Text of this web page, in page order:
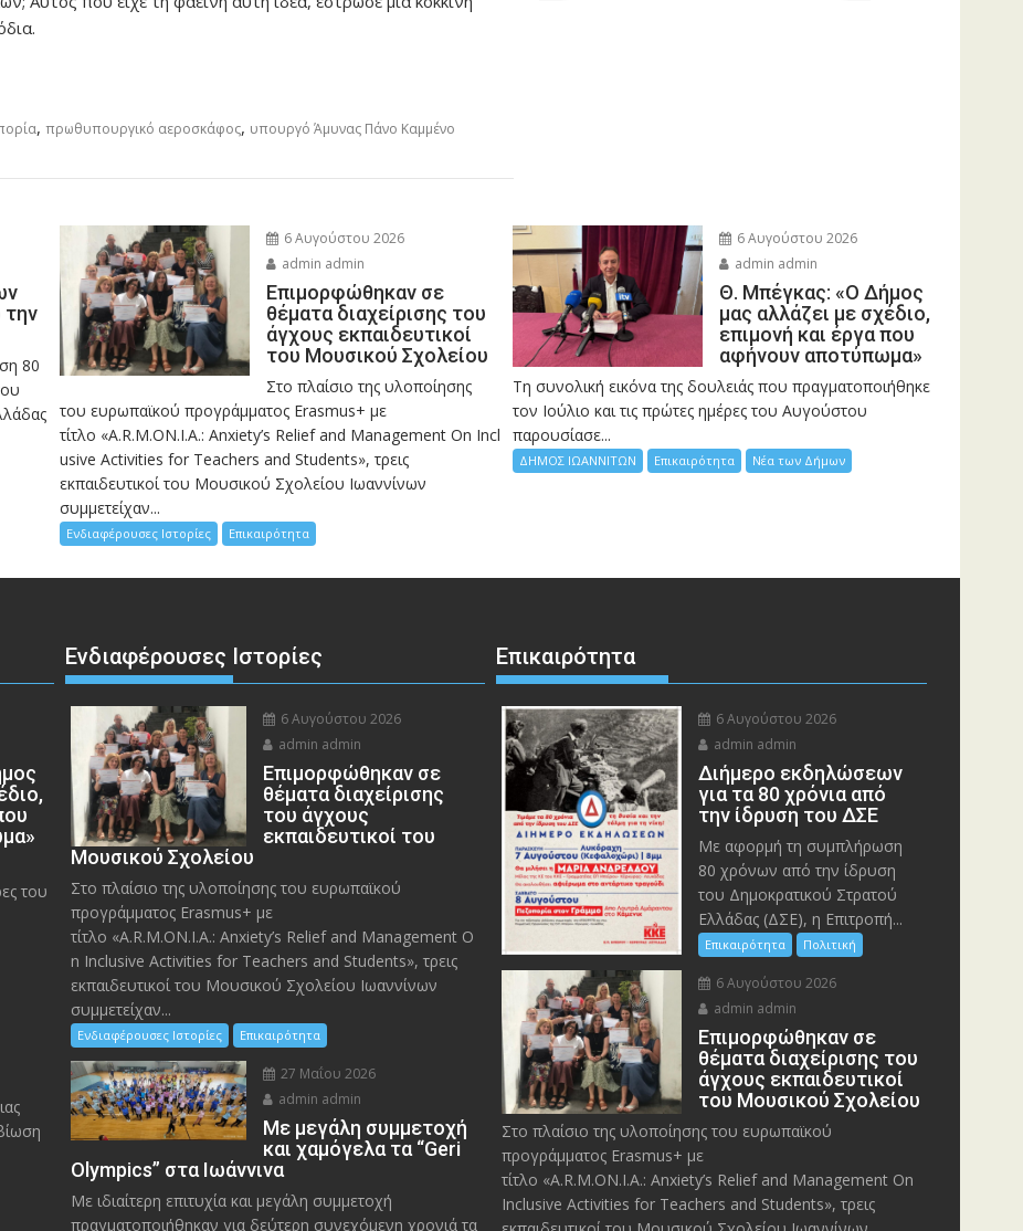
, πρωθυπουργικό αεροσκάφος, υπουργό Άμυνας Πάνο Καμμένο
την
80
6 Αυγούστου 2026
admin admin
Eπιμορφώθηκαν σε
θέματα διαχείρισης του
άγχους εκπαιδευτικοί
του Μουσικού Σχολείου
Στο πλαίσιο της υλοποίησης
του ευρωπαϊκού προγράμματος Erasmus+ με
τίτλο «A.R.M.ON.I.A.: Anxiety’s Relief and Management On Incl
usive Activities for Teachers and Students», τρεις
εκπαιδευτικοί του Μουσικού Σχολείου Ιωαννίνων
συμμετείχαν...
Ενδιαφέρουσες Ιστορίες Επικαιρότητα
6 Αυγούστου 2026
admin admin
Θ. Μπέγκας: «Ο Δήμος
μας αλλάζει με σχέδιο,
επιμονή και έργα που
αφήνουν αποτύπωμα»
Τη συνολική εικόνα της δουλειάς που πραγματοποιήθηκε
τον Ιούλιο και τις πρώτες ημέρες του Αυγούστου
παρουσίασε...
ΔΗΜΟΣ ΙΩΑΝΝΙΤΩΝ Επικαιρότητα Νέα των Δήμων
του
Ενδιαφέρουσες Ιστορίες
6 Αυγούστου 2026
admin admin
Eπιμορφώθηκαν σε
θέματα διαχείρισης
του άγχους
εκπαιδευτικοί του
Μουσικού Σχολείου
Στο πλαίσιο της υλοποίησης του ευρωπαϊκού
προγράμματος Erasmus+ με
τίτλο «A.R.M.ON.I.A.: Anxiety’s Relief and Management O
n Inclusive Activities for Teachers and Students», τρεις
εκπαιδευτικοί του Μουσικού Σχολείου Ιωαννίνων
συμμετείχαν...
Ενδιαφέρουσες Ιστορίες Επικαιρότητα
27 Μαΐου 2026
admin admin
Με μεγάλη συμμετοχή
και χαμόγελα τα “Geri
Olympics” στα Ιωάννινα
Με ιδιαίτερη επιτυχία και μεγάλη συμμετοχή
πραγματοποιήθηκαν για δεύτερη συνεχόμενη χρονιά τα
Επικαιρότητα
6 Αυγούστου 2026
admin admin
Διήμερο εκδηλώσεων
για τα 80 χρόνια από
την ίδρυση του ΔΣΕ
Με αφορμή τη συμπλήρωση
80 χρόνων από την ίδρυση
του Δημοκρατικού Στρατού
Ελλάδας (ΔΣΕ), η Επιτροπή...
Επικαιρότητα Πολιτική
6 Αυγούστου 2026
admin admin
Eπιμορφώθηκαν σε
θέματα διαχείρισης του
άγχους εκπαιδευτικοί
του Μουσικού Σχολείου
Στο πλαίσιο της υλοποίησης του ευρωπαϊκού
προγράμματος Erasmus+ με
τίτλο «A.R.M.ON.I.A.: Anxiety’s Relief and Management On
Inclusive Activities for Teachers and Students», τρεις